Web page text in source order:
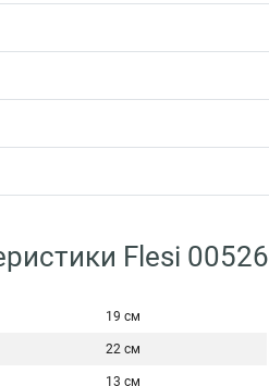
Flesi 00526
19 см
22 см
13 см